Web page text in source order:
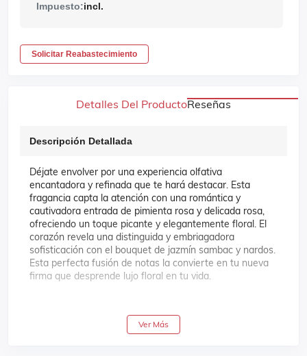
Impuesto:incl.
Solicitar Reabastecimiento
Detalles Del ProductoReseñas
Descripción Detallada
Déjate envolver por una experiencia olfativa
encantadora y refinada que te hará destacar. Esta
fragancia capta la atención con una romántica y
cautivadora entrada de pimienta rosa y delicada rosa,
ofreciendo un toque picante y elegantemente floral. El
corazón revela una distinguida y embriagadora
sofisticación con el bouquet de jazmín sambac y nardos.
Esta perfecta fusión de notas la convierte en tu nueva
firma que desprende lujo floral en tu vida.
Ver Más